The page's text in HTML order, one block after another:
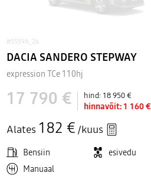
#5559A_26
DACIA SANDERO STEPWAY
expression TCe 110hj
17 790 € hind: 18 950 €
hinnavõit: 1 160 €
Alates 182 € /kuus
Bensiin
esivedu
Manuaal